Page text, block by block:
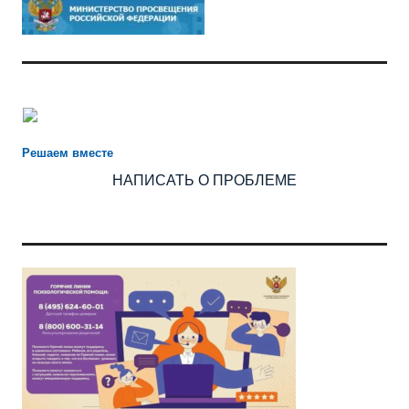
Решаем вместе
Есть предложения по организации учебного процесса или
НАПИСАТЬ О ПРОБЛЕМЕ